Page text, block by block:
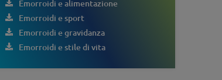
Emorroidi e alimentazione
Emorroidi e sport
Emorroidi e gravidanza
Emorroidi e stile di vita